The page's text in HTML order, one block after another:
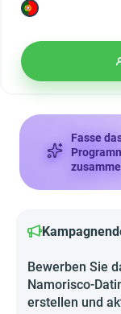
Fasse
Bewerben Sie
Namorisco-
erstellen und